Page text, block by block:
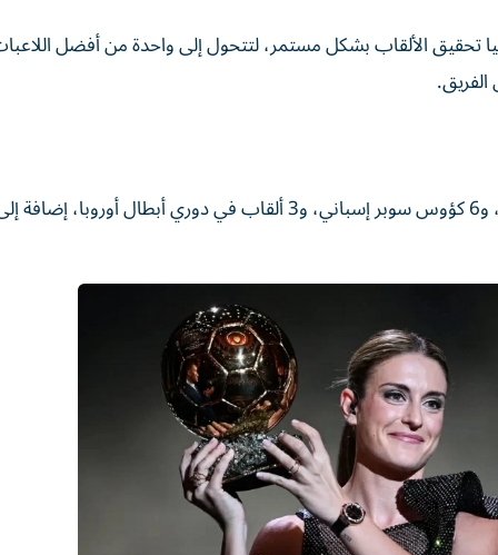
في يوليو 2012، واصلت أليكسيا تحقيق الألقاب بشكل مستمر، لتتحول إلى واحدة من أفضل
الفريق.